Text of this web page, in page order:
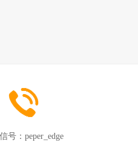
号： peper_edge